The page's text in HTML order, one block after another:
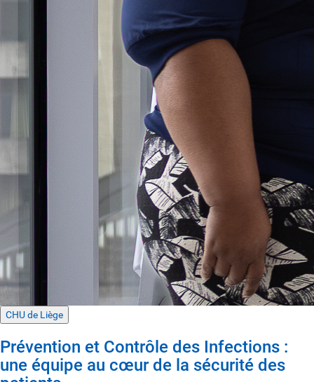
CHU de Liège
Prévention et Contrôle des Infections :
une équipe au cœur de la sécurité des